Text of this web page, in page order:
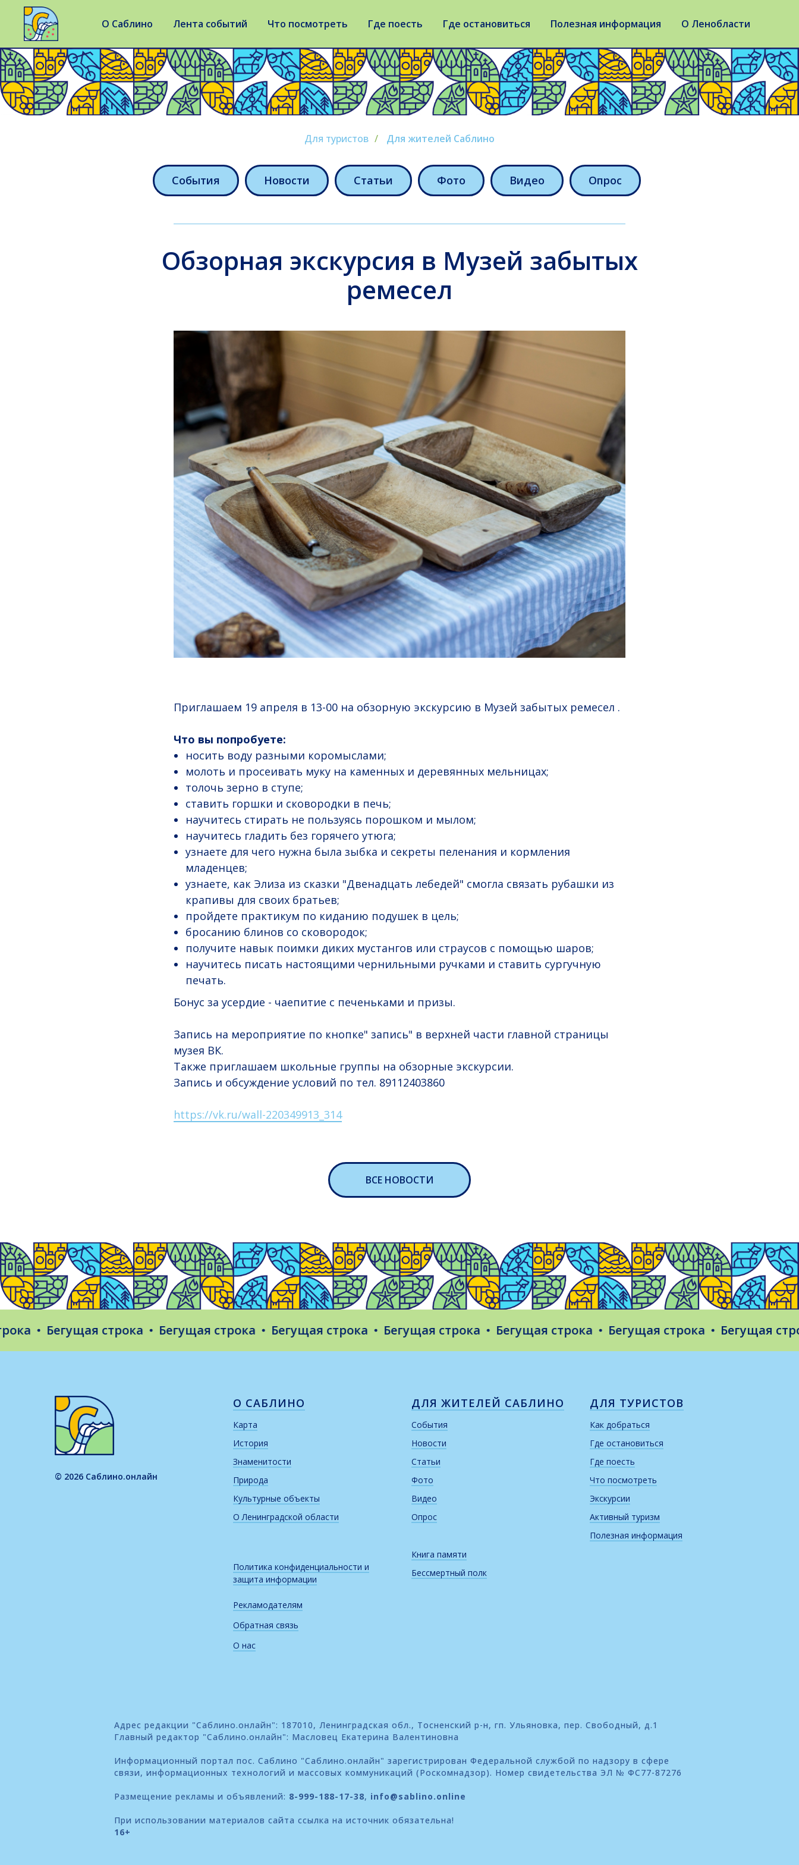
О Саблино Лента событий Что посмотреть Где поесть Где остановиться Полезная информация О Ленобласти
Для туристов / Для жителей Саблино
События Новости Статьи Фото Видео Опрос
Обзорная экскурсия в Музей забытых
ремесел
Приглашаем 19 апреля в 13-00 на обзорную экскурсию в Музей забытых ремесел .
Что вы попробуете:
носить воду разными коромыслами;
молоть и просеивать муку на каменных и деревянных мельницах;
толочь зерно в ступе;
ставить горшки и сковородки в печь;
научитесь стирать не пользуясь порошком и мылом;
научитесь гладить без горячего утюга;
узнаете для чего нужна была зыбка и секреты пеленания и кормления
младенцев;
узнаете, как Элиза из сказки "Двенадцать лебедей" смогла связать рубашки из
крапивы для своих братьев;
пройдете практикум по киданию подушек в цель;
бросанию блинов со сковородок;
получите навык поимки диких мустангов или страусов с помощью шаров;
научитесь писать настоящими чернильными ручками и ставить сургучную
печать.
Бонус за усердие - чаепитие с печеньками и призы.
Запись на мероприятие по кнопке" запись" в верхней части главной страницы
музея ВК.
Также приглашаем школьные группы на обзорные экскурсии.
Запись и обсуждение условий по тел. 89112403860
https://vk.ru/wall-220349913_314
ВСЕ НОВОСТИ
Бегущая строка Бегущая строка Бегущая строка Бегущая строка Бегущая строка Бегущая строка Бегущая строка
© 2026 Саблино.онлайн
О САБЛИНО
Карта
История
Знаменитости
Природа
Культурные объекты
О Ленинградской области
Политика конфиденциальности и
защита информации
Рекламодателям
Обратная связь
О нас
ДЛЯ ЖИТЕЛЕЙ САБЛИНО
События
Новости
Статьи
Фото
Видео
Опрос
Книга памяти
Бессмертный полк
ДЛЯ ТУРИСТОВ
Как добраться
Где остановиться
Где поесть
Что посмотреть
Экскурсии
Активный туризм
Полезная информация
Адрес редакции "Саблино.онлайн": 187010, Ленинградская обл., Тосненский р-н, гп. Ульяновка, пер. Свободный, д.1
Главный редактор "Саблино.онлайн": Масловец Екатерина Валентиновна
Информационный портал пос. Саблино "Саблино.онлайн" зарегистрирован Федеральной службой по надзору в сфере
связи, информационных технологий и массовых коммуникаций (Роскомнадзор). Номер свидетельства ЭЛ № ФС77-87276
Размещение рекламы и объявлений: 8-999-188-17-38, info@sablino.online
При использовании материалов сайта ссылка на источник обязательна!
16+